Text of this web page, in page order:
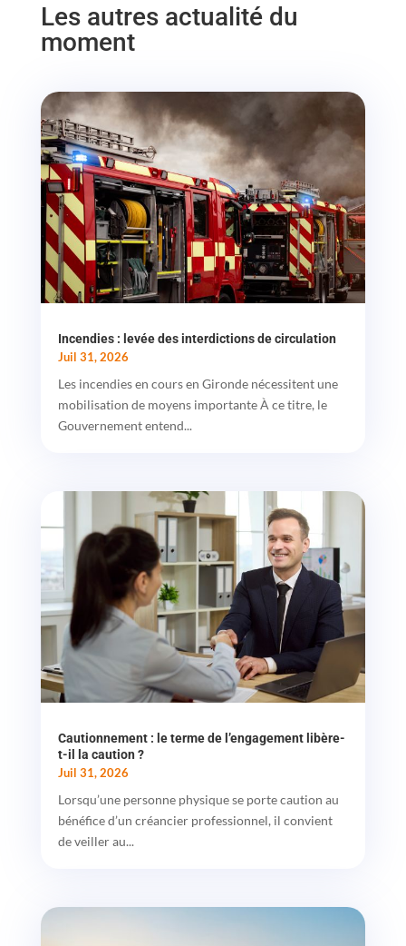
Les autres actualité du
moment
Incendies : levée des interdictions de circulation
Juil 31, 2026
Les incendies en cours en Gironde nécessitent une
mobilisation de moyens importante À ce titre, le
Gouvernement entend...
Cautionnement : le terme de l’engagement libère-
t-il la caution ?
Juil 31, 2026
Lorsqu’une personne physique se porte caution au
bénéfice d’un créancier professionnel, il convient
de veiller au...